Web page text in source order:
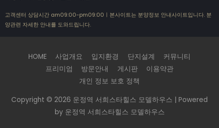
고객센터 상담시간 am09:00-pm09:00ㅣ본사이트는 분양정보 안내사이트입니다. 분
양관련 자세한 안내를 도와드립니다.
HOME 사업개요 입지환경 단지설계
커뮤니티
프리미엄
방문안내 게시판
이용약관
개인 정보 보호 정책
Copyright © 2026 운정역 서희스타힐스 모델하우스 | Powered
by 운정역 서희스타힐스 모델하우스